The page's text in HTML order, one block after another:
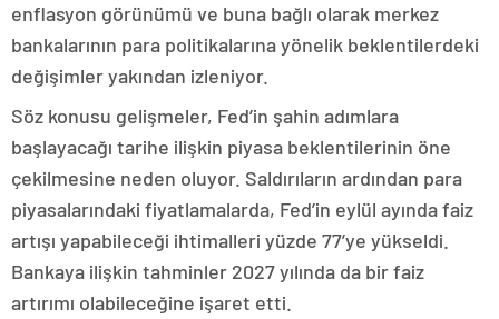
enflasyon görünümü ve buna bağlı olarak merkez
bankalarının para politikalarına yönelik beklentilerdeki
değişimler yakından izleniyor.
Söz konusu gelişmeler, Fed’in şahin adımlara
başlayacağı tarihe ilişkin piyasa beklentilerinin öne
çekilmesine neden oluyor. Saldırıların ardından para
piyasalarındaki fiyatlamalarda, Fed’in eylül ayında faiz
artışı yapabileceği ihtimalleri yüzde 77’ye yükseldi.
Bankaya ilişkin tahminler 2027 yılında da bir faiz
artırımı olabileceğine işaret etti.